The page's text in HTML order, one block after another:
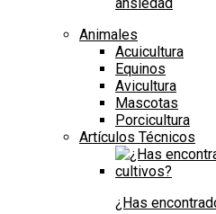
Animales
Acuicultura
Equinos
Avicultura
Mascotas
Porcicultura
Artículos Técnicos
¿Has